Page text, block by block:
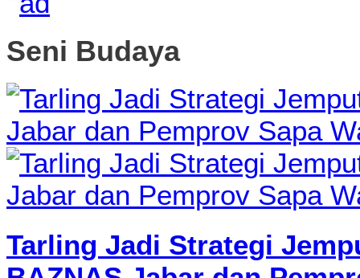
Seni Budaya
Tarling Jadi Strategi